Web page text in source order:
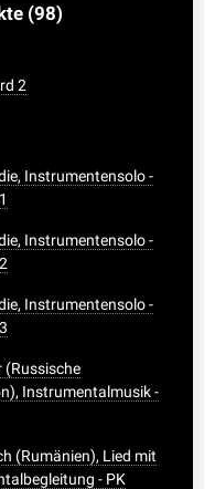
(98)
2
Instrumentensolo -
Instrumentensolo -
Instrumentensolo -
(Russische
Instrumentalmusik -
(Rumänien), Lied mit
- PK